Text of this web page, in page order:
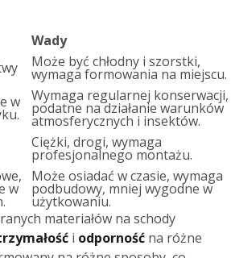
Wady
Może być chłodny i szorstki,
wymaga formowania na miejscu.
w Wymaga regularnej konserwacji,
podatne na działanie warunków
atmosferycznych i insektów.
Ciężki, drogi, wymaga
profesjonalnego montażu.
w
Może osiadać w czasie, wymaga
podbudowy, mniej wygodne w
użytkowaniu.
materiałów na schody
i odporność na różne